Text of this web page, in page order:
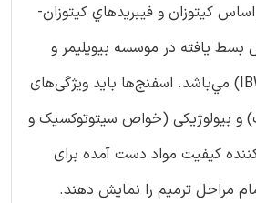
کیتوزان و فيبريدهاي کيتوزان-
بسط يافته در موسسه بيوپليمر و
الیاف شیمیایی (IBWCh) مي‌باشد. اسفنج‌ها باید ویژگی‌های
و بیولوژیکی (خواص سیتوتوکسیک و
کيفيت مواد دست آمده برای
مراحل ترمیم را نمايش دهند.